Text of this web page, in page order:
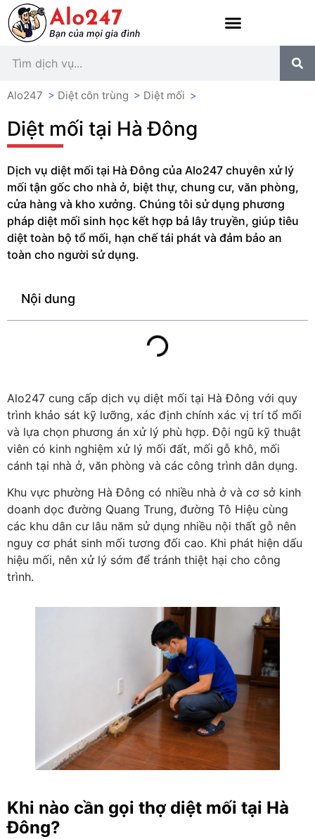
Alo247 > Diệt côn trùng > Diệt mối >
Diệt mối tại Hà Đông
Dịch vụ diệt mối tại Hà Đông của Alo247 chuyên xử lý
mối tận gốc cho nhà ở, biệt thự, chung cư, văn phòng,
cửa hàng và kho xưởng. Chúng tôi sử dụng phương
pháp diệt mối sinh học kết hợp bả lây truyền, giúp tiêu
diệt toàn bộ tổ mối, hạn chế tái phát và đảm bảo an
toàn cho người sử dụng.
Nội dung
Alo247 cung cấp dịch vụ diệt mối tại Hà Đông với quy
trình khảo sát kỹ lưỡng, xác định chính xác vị trí tổ mối
và lựa chọn phương án xử lý phù hợp. Đội ngũ kỹ thuật
viên có kinh nghiệm xử lý mối đất, mối gỗ khô, mối
cánh tại nhà ở, văn phòng và các công trình dân dụng.
Khu vực phường Hà Đông có nhiều nhà ở và cơ sở kinh
doanh dọc đường Quang Trung, đường Tô Hiệu cùng
các khu dân cư lâu năm sử dụng nhiều nội thất gỗ nên
nguy cơ phát sinh mối tương đối cao. Khi phát hiện dấu
hiệu mối, nên xử lý sớm để tránh thiệt hại cho công
trình.
Khi nào cần gọi thợ diệt mối tại Hà
Đông?